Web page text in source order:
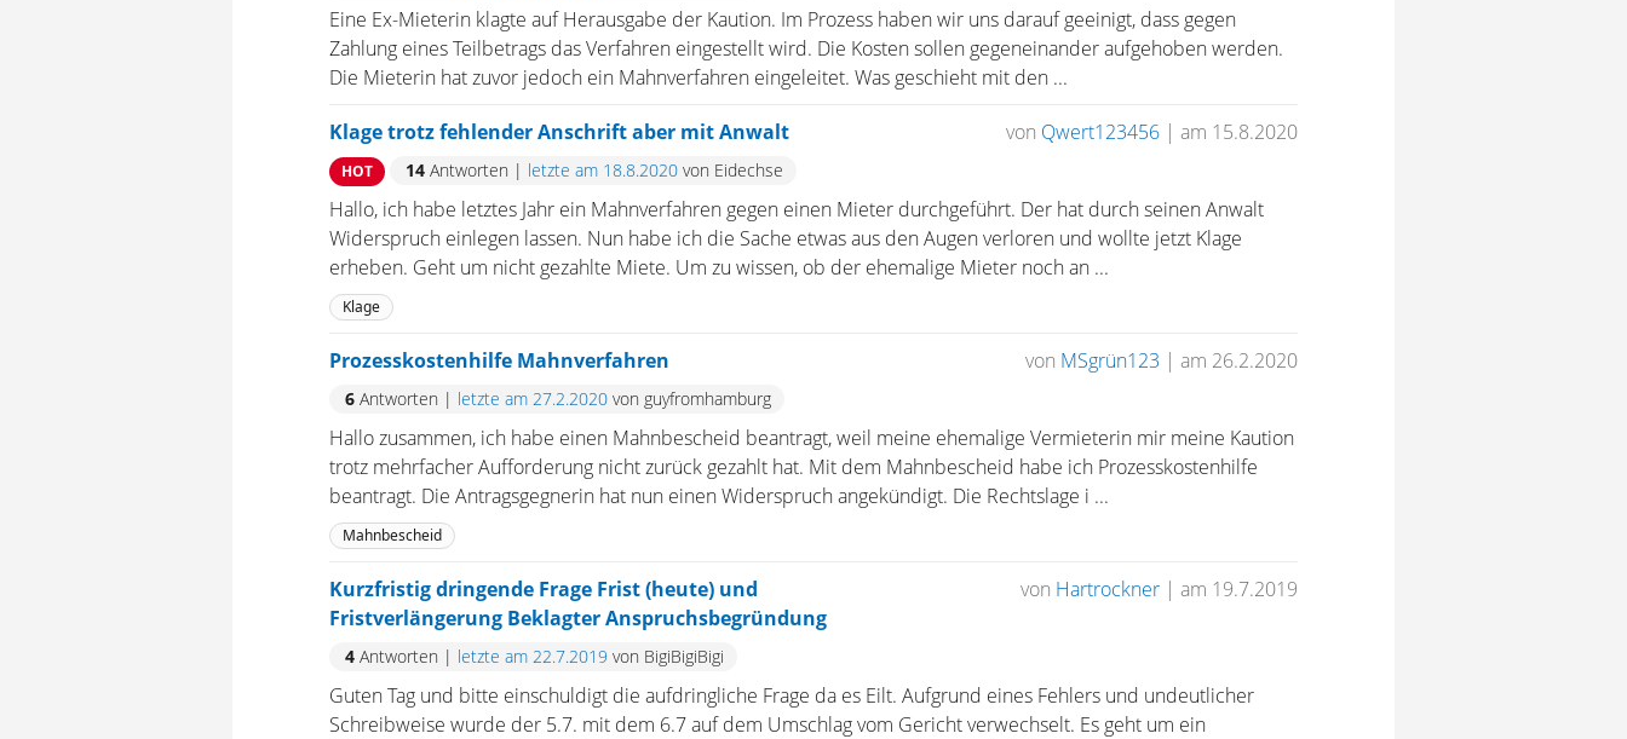
Eine Ex-Mieterin klagte auf Herausgabe der Kaution. Im Prozess haben wir uns darauf geeinigt, dass gegen
Zahlung eines Teilbetrags das Verfahren eingestellt wird. Die Kosten sollen gegeneinander aufgehoben werden.
Die Mieterin hat zuvor jedoch ein Mahnverfahren eingeleitet. Was geschieht mit den ...
Klage trotz fehlender Anschrift aber mit Anwalt von Qwert123456 | am 15.8.2020
HOT 14 Antworten | letzte am 18.8.2020 von Eidechse
Hallo, ich habe letztes Jahr ein Mahnverfahren gegen einen Mieter durchgeführt. Der hat durch seinen Anwalt
Widerspruch einlegen lassen. Nun habe ich die Sache etwas aus den Augen verloren und wollte jetzt Klage
erheben. Geht um nicht gezahlte Miete. Um zu wissen, ob der ehemalige Mieter noch an ...
Klage
Prozesskostenhilfe Mahnverfahren von MSgrün123 | am 26.2.2020
6 Antworten | letzte am 27.2.2020 von guyfromhamburg
Hallo zusammen, ich habe einen Mahnbescheid beantragt, weil meine ehemalige Vermieterin mir meine Kaution
trotz mehrfacher Aufforderung nicht zurück gezahlt hat. Mit dem Mahnbescheid habe ich Prozesskostenhilfe
beantragt. Die Antragsgegnerin hat nun einen Widerspruch angekündigt. Die Rechtslage i ...
Mahnbescheid
Kurzfristig dringende Frage Frist (heute) und
Fristverlängerung Beklagter Anspruchsbegründung
von Hartrockner | am 19.7.2019
4 Antworten | letzte am 22.7.2019 von BigiBigiBigi
Guten Tag und bitte einschuldigt die aufdringliche Frage da es Eilt. Aufgrund eines Fehlers und undeutlicher
Schreibweise wurde der 5.7. mit dem 6.7 auf dem Umschlag vom Gericht verwechselt. Es geht um ein